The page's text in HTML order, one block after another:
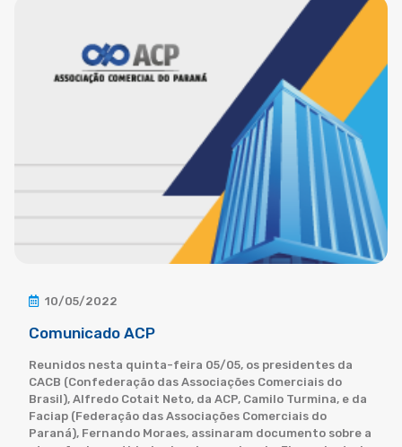
10/05/2022
Comunicado ACP
Reunidos nesta quinta-feira 05/05, os presidentes da
CACB (Confederação das Associações Comerciais do
Brasil), Alfredo Cotait Neto, da ACP, Camilo Turmina, e da
Faciap (Federação das Associações Comerciais do
Paraná), Fernando Moraes, assinaram documento sobre a